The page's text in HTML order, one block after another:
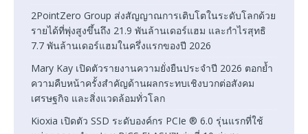
2PointZero Group ส่งสัญญาณการเติบโตในระดับโลกด้วย
รายได้ที่พุ่งสูงขึ้นถึง 21.9 พันล้านเดอร์แฮม และกำไรสุทธิ
7.7 พันล้านเดอร์แฮมในครึ่งแรกของปี 2026
Mary Kay เปิดตัวรายงานความยั่งยืนประจำปี 2026 ตอกย้ำ
ความคืบหน้าครั้งสำคัญด้านผลกระทบเชิงบวกต่อสังคม
เศรษฐกิจ และสิ่งแวดล้อมทั่วโลก
Kioxia เปิดตัว SSD ระดับองค์กร PCIe ® 6.0 รุ่นแรกที่ใช้